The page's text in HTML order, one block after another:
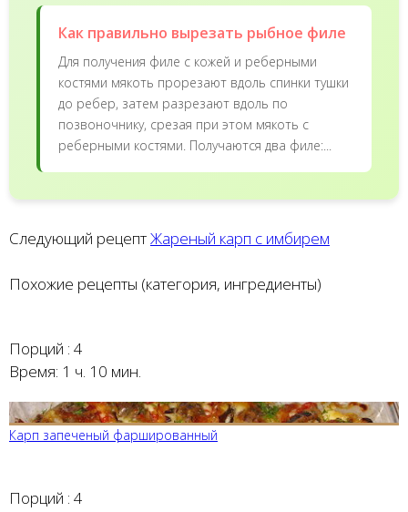
Как правильно вырезать рыбное филе
Для получения филе с кожей и реберными
костями мякоть прорезают вдоль спинки тушки
до ребер, затем разрезают вдоль по
позвоночнику, срезая при этом мякоть с
реберными костями. Получаются два филе:...
Следующий рецептЖареный карп с имбирем
Похожие рецепты (категория, ингредиенты)
Порций : 4
Время: 1 ч. 10 мин.
Карп запеченый фаршированный
Порций : 4